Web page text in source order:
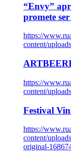
“Envy”
promete
https://
content/
https://
content/
Festival
https://
content/
original-